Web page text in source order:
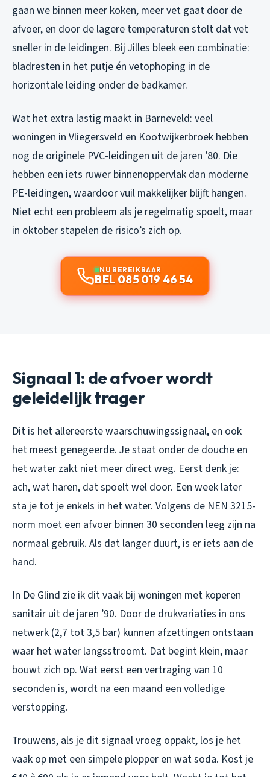
gaan we binnen meer koken, meer vet gaat door de
afvoer, en door de lagere temperaturen stolt dat vet
sneller in de leidingen. Bij Jilles bleek een combinatie:
bladresten in het putje én vetophoping in de
horizontale leiding onder de badkamer.
Wat het extra lastig maakt in Barneveld: veel
woningen in Vliegersveld en Kootwijkerbroek hebben
nog de originele PVC-leidingen uit de jaren ’80. Die
hebben een iets ruwer binnenoppervlak dan moderne
PE-leidingen, waardoor vuil makkelijker blijft hangen.
Niet echt een probleem als je regelmatig spoelt, maar
in oktober stapelen de risico’s zich op.
NU BEREIKBAAR
BEL 085 019 46 54
Signaal 1: de afvoer wordt
geleidelijk trager
Dit is het allereerste waarschuwingssignaal, en ook
het meest genegeerde. Je staat onder de douche en
het water zakt niet meer direct weg. Eerst denk je:
ach, wat haren, dat spoelt wel door. Een week later
sta je tot je enkels in het water. Volgens de NEN 3215-
norm moet een afvoer binnen 30 seconden leeg zijn na
normaal gebruik. Als dat langer duurt, is er iets aan de
hand.
In De Glind zie ik dit vaak bij woningen met koperen
sanitair uit de jaren ’90. Door de drukvariaties in ons
netwerk (2,7 tot 3,5 bar) kunnen afzettingen ontstaan
waar het water langsstroomt. Dat begint klein, maar
bouwt zich op. Wat eerst een vertraging van 10
seconden is, wordt na een maand een volledige
verstopping.
Trouwens, als je dit signaal vroeg oppakt, los je het
vaak op met een simpele plopper en wat soda. Kost je